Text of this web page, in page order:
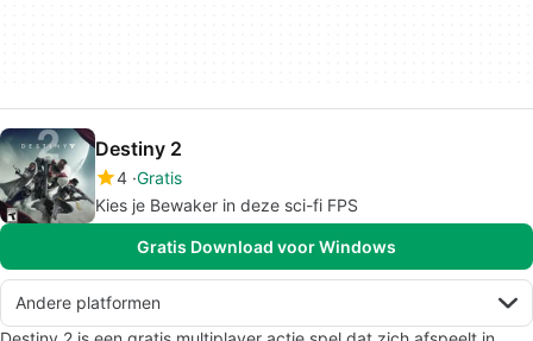
Destiny 2
4 Gratis
Kies je Bewaker in deze sci-fi FPS
Gratis Download voor Windows
Andere platformen